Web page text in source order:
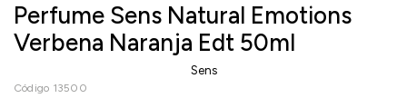
Perfume Sens Natural Emotions
Verbena Naranja Edt 50ml
Sens
Código 13500